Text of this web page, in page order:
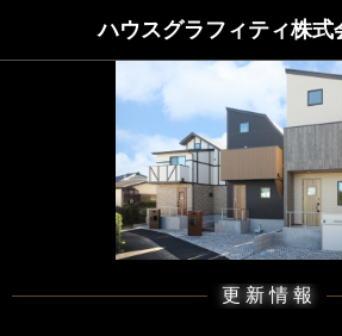
ハウスグラフィティ株式
更 新 情 報